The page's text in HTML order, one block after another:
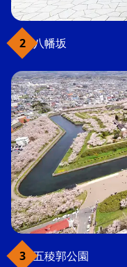
八幡坂
五稜郭公園